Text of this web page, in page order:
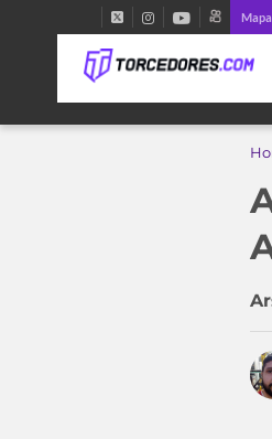
Acesse o perfil do